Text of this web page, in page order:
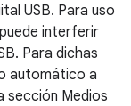
USB. Para uso
interferir
Para dichas
automático a
sección Medios